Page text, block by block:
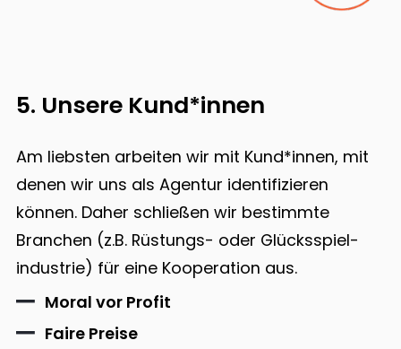
5. Unsere Kund*innen
Am liebsten arbeiten wir mit Kund*innen, mit
denen wir uns als Agentur identifizieren
können. Daher schließen wir bestimmte
Branchen (z.B. Rüstungs- oder Glücksspiel-
industrie) für eine Kooperation aus.
Moral vor Profit
Faire Preise